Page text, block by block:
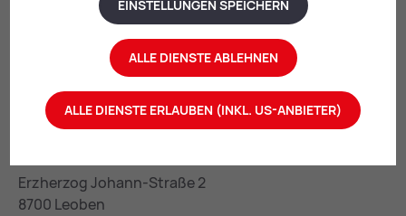
Erzherzog Johann-Straße 2
8700 Leoben
EINSTELLUNGEN SPEICHERN
ALLE DIENSTE ABLEHNEN
ALLE DIENSTE ERLAUBEN (INKL. US-ANBIETER)